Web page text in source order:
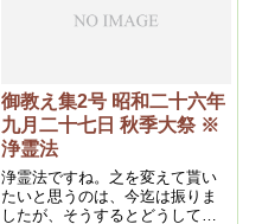
御教え集2号 昭和二十六年
九月二十七日 秋季大祭 ※
浄霊法
浄霊法ですね。之を変えて貰い
たいと思うのは、今迄は振りま
したが、そうするとどうしても